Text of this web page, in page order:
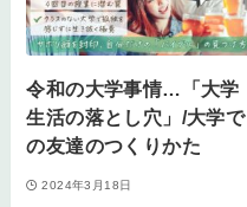
令和の大学事情…「大学
生活の落とし穴」/大学で
の友達のつくりかた
2024年3月18日